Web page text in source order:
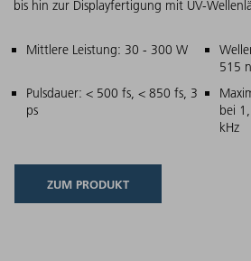
bis hin zur Displayfertigung mit UV-
Hauptmerkmale
Mittlere Leistung: 30 - 300 W
515
Pulsdauer: < 500 fs, < 850 fs, 3
ps
bei
kHz
ZUM PRODUKT